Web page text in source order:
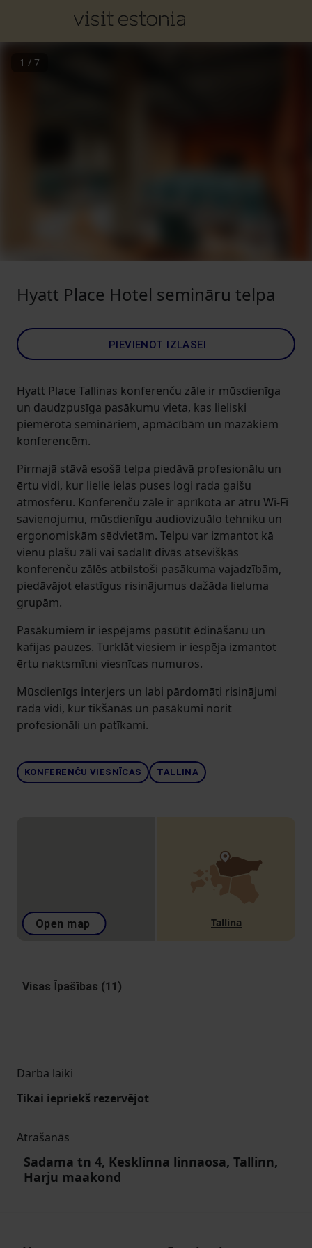
1 / 7
Hyatt Place Hotel semināru telpa
PIEVIENOT IZLASEI
Hyatt Place Tallinas konferenču zāle ir mūsdienīga
un daudzpusīga pasākumu vieta, kas lieliski
piemērota semināriem, apmācībām un mazākiem
konferencēm.
Pirmajā stāvā esošā telpa piedāvā profesionālu un
ērtu vidi, kur lielie ielas puses logi rada gaišu
atmosfēru. Konferenču zāle ir aprīkota ar ātru Wi-Fi
savienojumu, mūsdienīgu audiovizuālo tehniku un
ergonomiskām sēdvietām. Telpu var izmantot kā
vienu plašu zāli vai sadalīt divās atsevišķās
konferenču zālēs atbilstoši pasākuma vajadzībām,
piedāvājot elastīgus risinājumus dažāda lieluma
grupām.
Pasākumiem ir iespējams pasūtīt ēdināšanu un
kafijas pauzes. Turklāt viesiem ir iespēja izmantot
ērtu naktsmītni viesnīcas numuros.
Mūsdienīgs interjers un labi pārdomāti risinājumi
rada vidi, kur tikšanās un pasākumi norit
profesionāli un patīkami.
KONFERENČU VIESNĪCAS TALLINA
Open map Tallina
Visas Īpašības (11)
Darba laiki
Tikai iepriekš rezervējot
Atrašanās
Sadama tn 4, Kesklinna linnaosa, Tallinn,
Harju maakond